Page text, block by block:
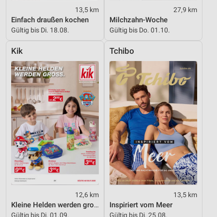
13,5 km
Einfach draußen kochen
Gültig bis Di. 18.08.
27,9 km
Milchzahn-Woche
Gültig bis Do. 01.10.
Kik
12,6 km
Kleine Helden werden gross
Gültig bis Di. 01.09.
Tchibo
13,5 km
Inspiriert vom Meer
Gültig bis Di. 25.08.
Verwendung genauer Standortdaten
Geräte anhand von aktiv angeforderten
Informationen identifizieren
Nicht-IAB-Verarbeitungszwecke:
Notwendig
Performance
Funktional
Werbung